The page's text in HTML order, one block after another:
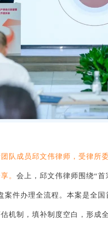
队成员邱文伟律师，受律所
。 会上，邱文伟律师围绕“
案件办理全流程。本案是全
机制，填补制度空白，形成